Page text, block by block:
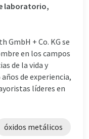
laboratorio,
GmbH + Co. KG se
en los campos
de la vida y
de experiencia,
líderes en
óxidos metálicos